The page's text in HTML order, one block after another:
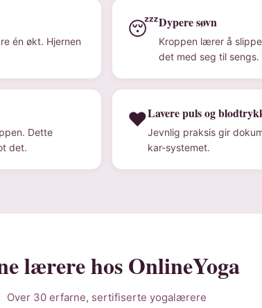
én økt. Hjernen
😴Dypere søvn
Kroppen lærer å
det med seg til sengs.
Dette
det.
❤️Lavere puls og
Jevnlig praksis gir
kar-systemet.
lærere hos OnlineYoga
Over 30 erfarne, sertifiserte yogalærere